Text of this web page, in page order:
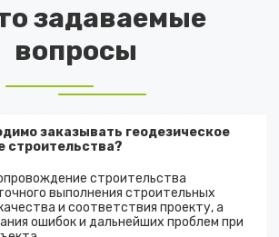
задаваемые
вопросы
заказывать геодезическое
строительства?
строительства
выполнения строительных
и соответствия проекту, а
ошибок и дальнейших проблем при